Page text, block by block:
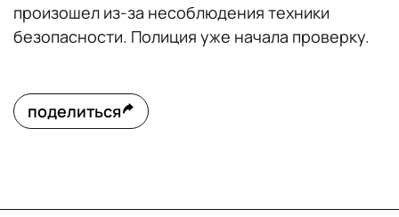
произошел из-за несоблюдения техники
безопасности. Полиция уже начала проверку.
поделиться